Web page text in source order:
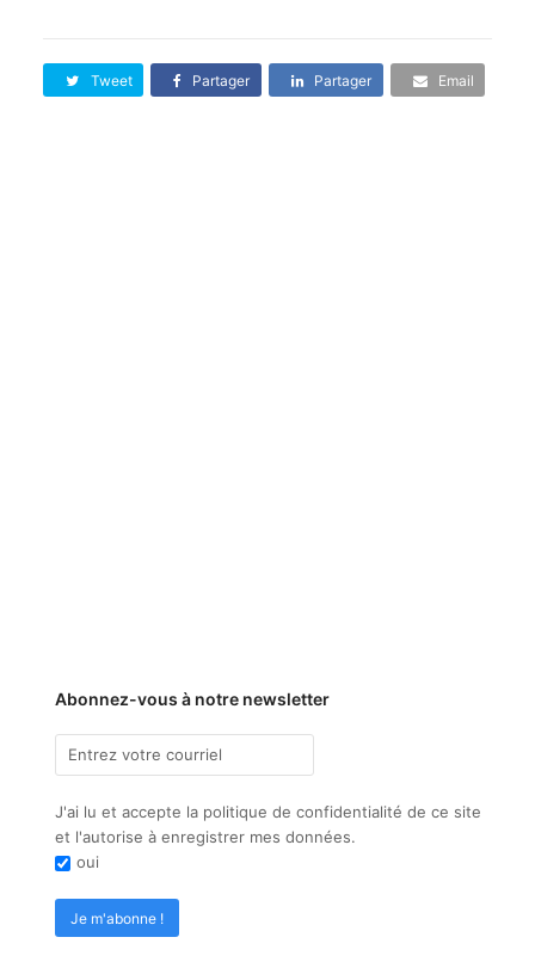
Tweet Partager Partager Email
Abonnez-vous à notre newsletter
J'ai lu et accepte la politique de confidentialité de ce site
et l'autorise à enregistrer mes données.
oui